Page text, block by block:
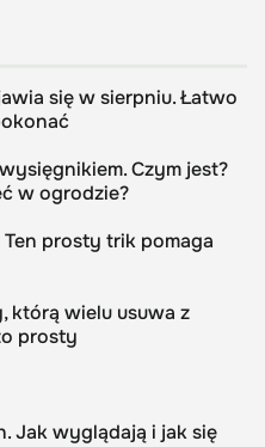
się w sierpniu. Łatwo
Czym jest?
w ogrodzie?
prosty trik pomaga
którą wielu usuwa z
prosty
Jak wyglądają i jak się